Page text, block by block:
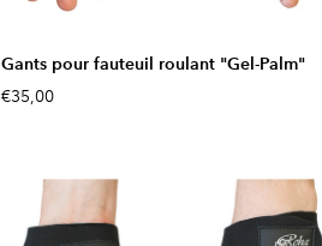
Gants pour fauteuil roulant "Gel-Palm"
€35,00